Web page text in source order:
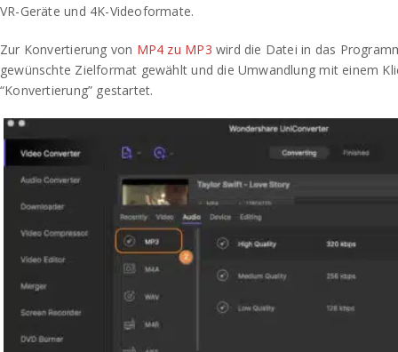
VR-Geräte und 4K-Videoformate.
Zur Konvertierung von MP4 zu MP3 wird die Datei in das
gewünschte Zielformat gewählt und die Umwandlung mit einem
“Konvertierung” gestartet.